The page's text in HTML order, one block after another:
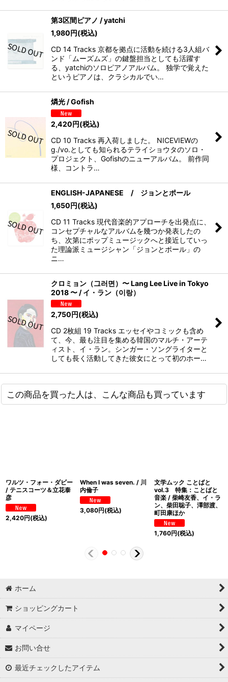
第3区間ピアノ / yatchi
1,980円(税込)
CD 14 Tracks 京都を拠点に活動を続ける3人組バ
ンド「ムーズムズ」の鍵盤担当としても活躍す
る、yatchiのソロピアノアルバム。 独学で覚えた
というピアノは、クラシカルでい…
燐光 / Gofish
2,420円(税込)
CD 10 Tracks 再入荷しました。 NICEVIEWの
g./vo.としても知られるテライショウタのソロ・
プロジェクト、Gofishのニューアルバム。 前作同
様、コントラ…
ENGLISH-JAPANESE / ジョンとポール
1,650円(税込)
CD 11 Tracks 現代音楽的アプローチを出発点に、
コンセプチャルなアルバムを幾つか発表したの
ち、次第にポップミュージックへと接近していっ
た理論派ミュージシャン「ジョンとポール」の
ニ…
クロミョン（그러면）〜 Lang Lee Live in Tokyo
2018 〜 / イ・ラン（이랑）
2,750円(税込)
CD 2枚組 19 Tracks エッセイやコミックも含め
て、今、最も注目を集める韓国のマルチ・アーテ
ィスト、イ・ラン。シンガー・ソングライターと
しても長く活動してきた彼女にとって初のホー…
この商品を買った人は、こんな商品も買っています
ワルツ・フォー・ダビー
/ テニスコーツ＆立花泰
彦
2,420円(税込)
When I was seven. / 川
内倫子
3,080円(税込)
文学ムック ことばと
vol.3 特集：ことばと
音楽 / 柴崎友香、イ・ラ
ン、柴田聡子、澤部渡、
町田康ほか
1,760円(税込)
ホーム
ショッピングカート
マイページ
お問い合せ
最近チェックしたアイテム